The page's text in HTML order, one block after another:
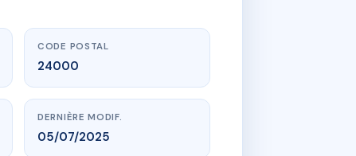
CODE POSTAL
24000
DERNIÈRE MODIF.
05/07/2025